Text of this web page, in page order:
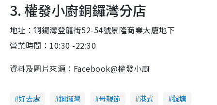
3. 權發小廚銅鑼灣分店
地址：銅鑼灣登龍街52-54號景隆商業大廈地下
營業時間：10:30 -22:30
資料及圖片來源：Facebook@權發小廚
好去處 銅鑼灣 母親節 港式 觀塘